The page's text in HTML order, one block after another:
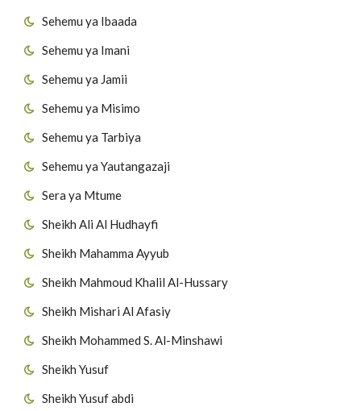
Sehemu ya Ibaada
Sehemu ya Imani
Sehemu ya Jamii
Sehemu ya Misimo
Sehemu ya Tarbiya
Sehemu ya Yautangazaji
Sera ya Mtume
Sheikh Ali Al Hudhayfi
Sheikh Mahamma Ayyub
Sheikh Mahmoud Khalil Al-Hussary
Sheikh Mishari Al Afasiy
Sheikh Mohammed S. Al-Minshawi
Sheikh Yusuf
Sheikh Yusuf abdi